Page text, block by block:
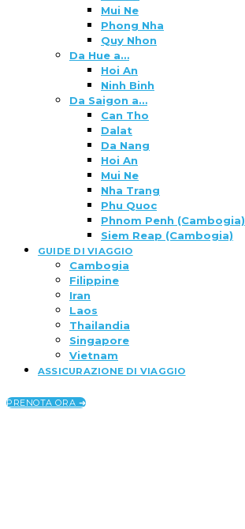
Mui Ne
Phong Nha
Quy Nhon
Da Hue a…
Hoi An
Ninh Binh
Da Saigon a…
Can Tho
Dalat
Da Nang
Hoi An
Mui Ne
Nha Trang
Phu Quoc
Phnom Penh (Cambogia)
Siem Reap (Cambogia)
GUIDE DI VIAGGIO
Cambogia
Filippine
Iran
Laos
Thailandia
Singapore
Vietnam
ASSICURAZIONE DI VIAGGIO
PRENOTA ORA ➜